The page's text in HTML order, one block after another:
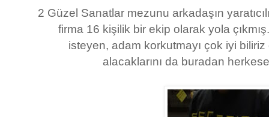
2 Güzel Sanatlar mezunu arkadaşın
firma 16 kişilik bir ekip olarak yola
isteyen, adam korkutmayı çok iyi
alacaklarını da buradan